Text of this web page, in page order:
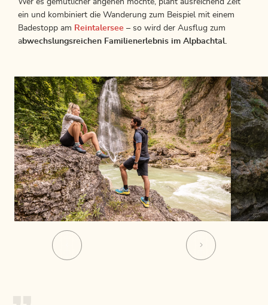
Wer es gemütlicher angehen möchte, plant ausreichend Zeit
ein und kombiniert die Wanderung zum Beispiel mit einem
Badestopp am Reintalersee – so wird der Ausflug zum
abwechslungsreichen Familienerlebnis im Alpbachtal.
01
03